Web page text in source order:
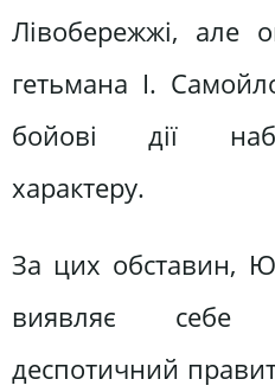
Лівобережжі, але
гетьмана І.
бойові дії
характеру.
За цих обставин,
виявляє себе
деспотичний